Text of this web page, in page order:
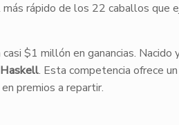
rápido de los 22 caballos que
$1 millón en ganancias. Nacido
Haskell. Esta competencia ofrece
premios a repartir.